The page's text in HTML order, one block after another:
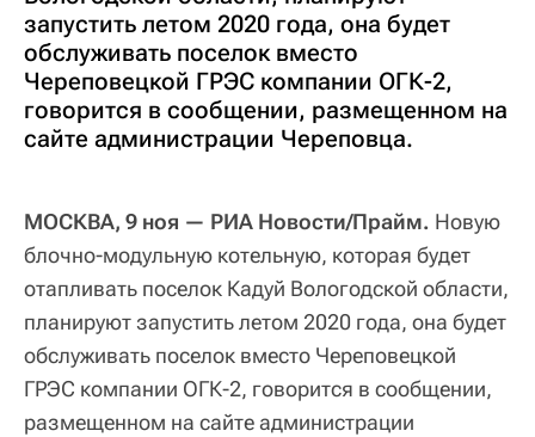
запустить летом 2020 года, она будет
обслуживать поселок вместо
Череповецкой ГРЭС компании ОГК-2,
говорится в сообщении, размещенном на
сайте администрации Череповца.
МОСКВА, 9 ноя — РИА Новости/Прайм. Новую
блочно-модульную котельную, которая будет
отапливать поселок Кадуй Вологодской области,
планируют запустить летом 2020 года, она будет
обслуживать поселок вместо Череповецкой
ГРЭС компании ОГК-2, говорится в сообщении,
размещенном на сайте администрации